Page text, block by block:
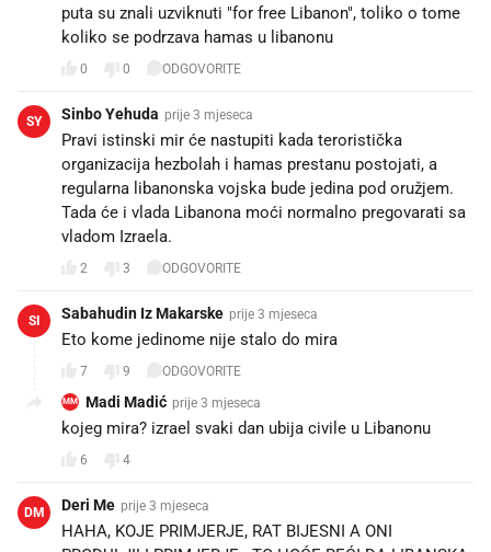
puta su znali uzviknuti "for free Libanon", toliko o tome
koliko se podrzava hamas u libanonu
0 0 ODGOVORITE
SY Sinbo Yehuda prije 3 mjeseca
Pravi istinski mir će nastupiti kada teroristička
organizacija hezbolah i hamas prestanu postojati, a
regularna libanonska vojska bude jedina pod oružjem.
Tada će i vlada Libanona moći normalno pregovarati sa
vladom Izraela.
2 3 ODGOVORITE
SI Sabahudin Iz Makarske prije 3 mjeseca
Eto kome jedinome nije stalo do mira
7 9 ODGOVORITE
MM Madi Madić prije 3 mjeseca
kojeg mira? izrael svaki dan ubija civile u Libanonu
6 4
DM Deri Me prije 3 mjeseca
HAHA, KOJE PRIMJERJE, RAT BIJESNI A ONI